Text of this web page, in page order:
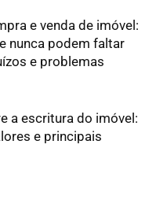
e venda de imóvel:
nunca podem faltar
e problemas
a escritura do imóvel:
e principais